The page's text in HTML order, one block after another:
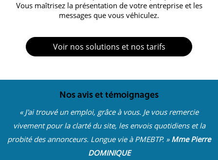
Vous maîtrisez la présentation de votre entreprise et les
messages que vous véhiculez.
Voirnos solutions et nos tarifs
Nos avis et témoignages
«J'ai trouvé un emploi, grâce à vous. Je vous remercie
vivement pour la clarté du site, les envois quotidiens et la
probité des annonceurs. Longue vie à PMEBTP. » Mme Pierre
DOMINIQUE